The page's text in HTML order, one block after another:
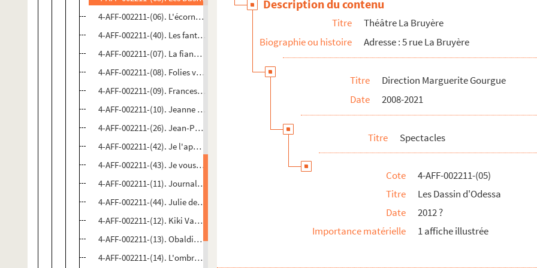
4-AFF-002211-(06). L'écornifleur
4-AFF-002211-(40). Les fantômes de la rue Papillon
4-AFF-002211-(07). La fiancée du scaphandrier
4-AFF-002211-(08). Folies vaudeville
4-AFF-002211-(09). Francesco
4-AFF-002211-(10). Jeanne et Marguerite
4-AFF-002211-(26). Jean-Paul II, Antoine Vitez. Rencontre à Castel Gandolfo.
4-AFF-002211-(42). Je l'appelais monsieur Cocteau
4-AFF-002211-(43). Je vous salue mamie
4-AFF-002211-(11). Journal d'un curé de campagne
4-AFF-002211-(44). Julie des Batignolles
4-AFF-002211-(12). Kiki Van Beethoven
4-AFF-002211-(13). Obaldia n'a que cent ans
4-AFF-002211-(14). L'ombre orchestre
Description du contenu
Titre
Théâtre La Bruyère
Biographie ou histoire
Adresse : 5 rue La Bruyère
Titre
Direction Marguerite Gourgue
Date
2008-2021
Titre Spectacles
Cote
4-AFF-002211-(05)
Titre
Les Dassin d'Odessa
Date
2012 ?
Importance matérielle
1 affiche illustrée